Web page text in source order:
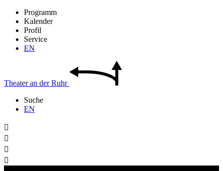
Programm
Kalender
Profil
Service
EN
Theateran derRuhr
Suche
EN



